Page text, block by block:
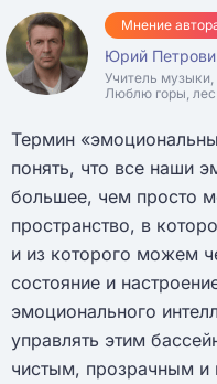
Мнение
Юрий
Учитель музыки,
Люблю горы, лес
Термин
понять, что все наши
большее, чем просто
пространство, в
и из которого можем
состояние и
эмоционального
управлять этим
чистым, прозрачным и